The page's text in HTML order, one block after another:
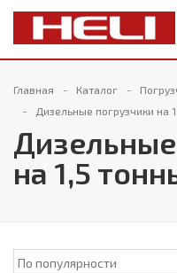
Главная Каталог
Дизельные погрузчики на
на 1,5